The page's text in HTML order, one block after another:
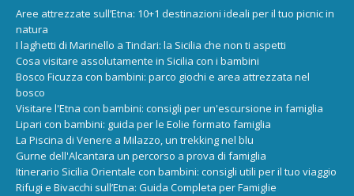
Aree attrezzate sull’Etna: 10+1 destinazioni ideali per il tuo picnic in
natura
I laghetti di Marinello a Tindari: la Sicilia che non ti aspetti
Cosa visitare assolutamente in Sicilia con i bambini
Bosco Ficuzza con bambini: parco giochi e area attrezzata nel
bosco
Visitare l'Etna con bambini: consigli per un'escursione in famiglia
Lipari con bambini: guida per le Eolie formato famiglia
La Piscina di Venere a Milazzo, un trekking nel blu
Gurne dell'Alcantara un percorso a prova di famiglia
Itinerario Sicilia Orientale con bambini: consigli utili per il tuo viaggio
Rifugi e Bivacchi sull’Etna: Guida Completa per Famiglie